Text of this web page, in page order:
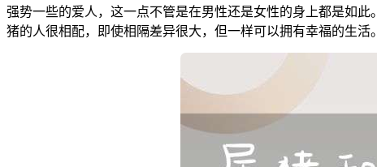
强势一些的爱人，这一点不管是在男性还是女性的身上都是如
猪的人很相配，即使相隔差异很大，但一样可以拥有幸福的生活。